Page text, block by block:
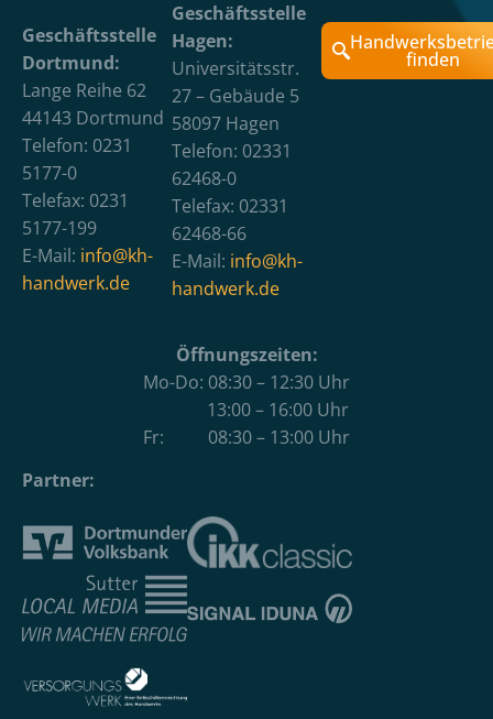
Geschäftsstelle
Dortmund:
Lange Reihe 62
44143 Dortmund
Telefon: 0231
5177-0
Telefax: 0231
5177-199
E-Mail: info@kh-
handwerk.de
Geschäftsstelle
Hagen:
Universitätsstr.
27 – Gebäude 5
58097 Hagen
Telefon: 02331
62468-0
Telefax: 02331
62468-66
E-Mail: info@kh-
handwerk.de
finden
Öffnungszeiten:
Mo-Do: 08:30 – 12:30 Uhr
13:00 – 16:00 Uhr
Fr: 08:30 – 13:00 Uhr
Partner: